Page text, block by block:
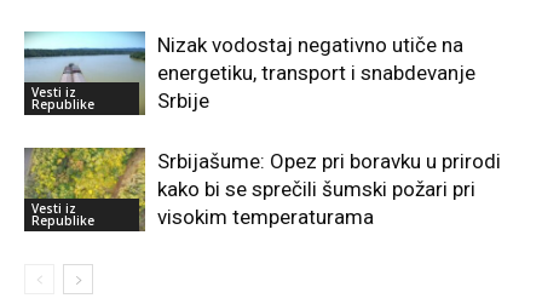
Vesti iz
Republike
Nizak vodostaj negativno utiče na
energetiku, transport i snabdevanje
Srbije
Vesti iz
Republike
Srbijašume: Opez pri boravku u prirodi
kako bi se sprečili šumski požari pri
visokim temperaturama